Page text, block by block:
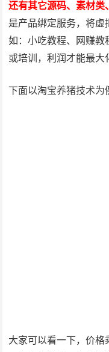
还有其它源码、素材类
是产品绑定服务，将虚
如：小吃教程、网赚教
或培训，利润才能最大
下面以淘宝养猪技术为
大家可以看一下，价格